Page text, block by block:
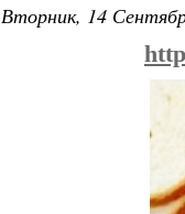
Вторник, 14